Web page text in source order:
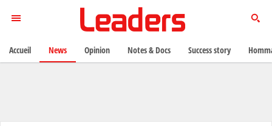
Accueil News Opinion Notes & Docs Success story